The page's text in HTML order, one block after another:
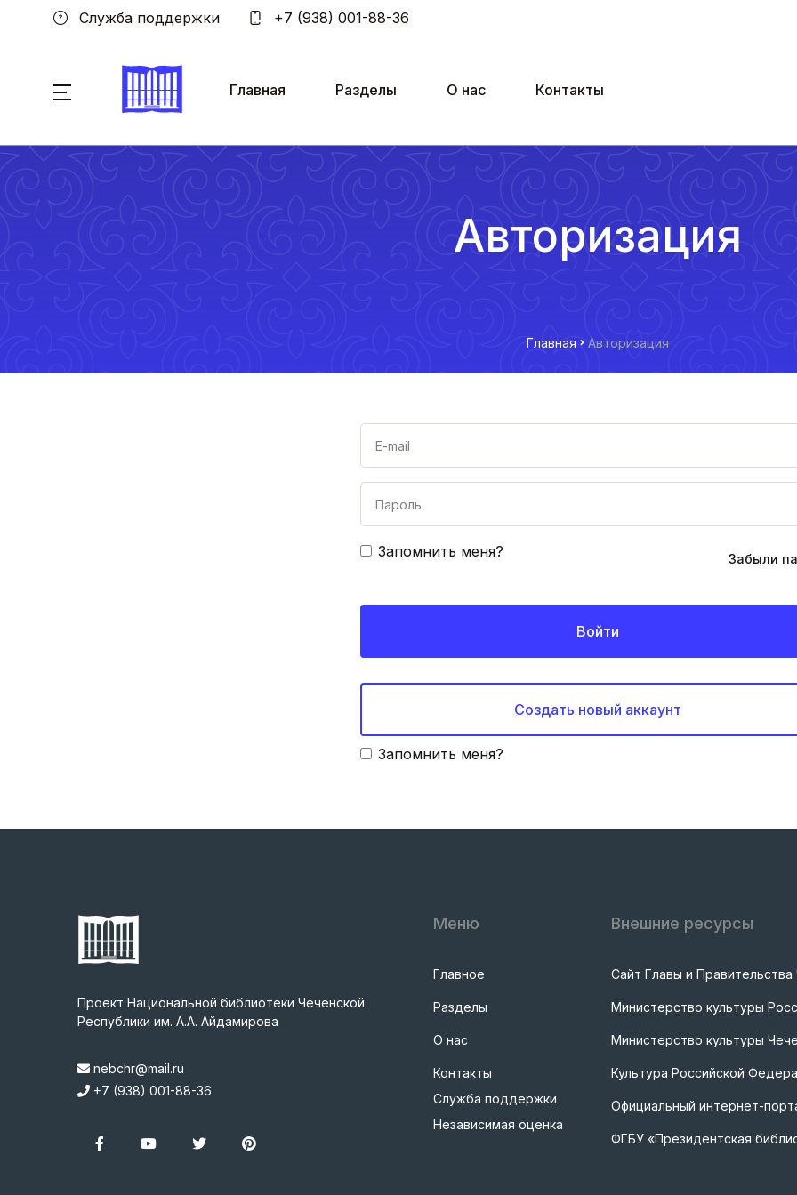
Служба поддержки +7 (938) 001-88-36
Главная Разделы О нас
Контакты
Авторизация
Главная Авторизация
Запомнить меня? Забыли
Войти
Создать новый аккаунт
Запомнить меня?
Проект Национальной библиотеки Чеченской
Республики им. А.А. Айдамирова
nebchr@mail.ru
+7 (938) 001-88-36
Меню
Главное
Разделы
О нас
Контакты
Служба поддержки
Независимая оценка
Внешние ресурсы
Сайт Главы и
Министерство культуры
Министерство культуры
Культура Российской
Официальный интернет-
ФГБУ «Президентская